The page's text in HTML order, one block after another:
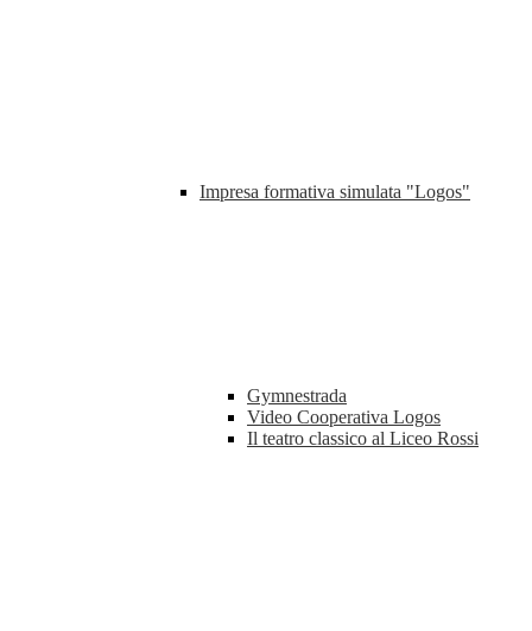
Impresa formativa simulata "Logos"
Gymnestrada
Video Cooperativa Logos
Il teatro classico al Liceo Rossi